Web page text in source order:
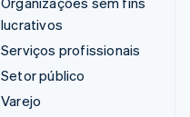
lucrativos
Serviços profissionais
Setor público
Varejo